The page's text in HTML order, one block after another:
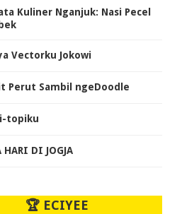
Kuliner Nganjuk: Nasi Pecel
Vectorku Jokowi
Perut Sambil ngeDoodle
topiku
HARI DI JOGJA
🏆 ECIYEE